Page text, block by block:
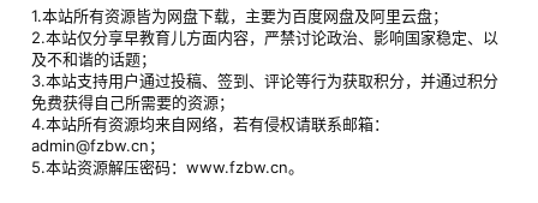
1.本站所有资源皆为网盘下载，主要为百度网盘及阿里云盘；
2.本站仅分享早教育儿方面内容，严禁讨论政治、影响国家稳定、以
及不和谐的话题；
3.本站支持用户通过投稿、签到、评论等行为获取积分，并通过积分
免费获得自己所需要的资源；
4.本站所有资源均来自网络，若有侵权请联系邮箱：
admin@fzbw.cn；
5.本站资源解压密码：www.fzbw.cn。